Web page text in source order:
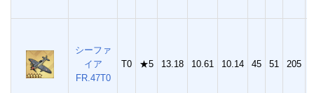
シーファ
イア
FR.47T0
T0 ★5 13.18 10.61 10.14 45 51 205